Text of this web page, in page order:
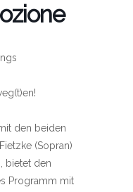
den beiden
(Sopran)
bietet den
Programm mit